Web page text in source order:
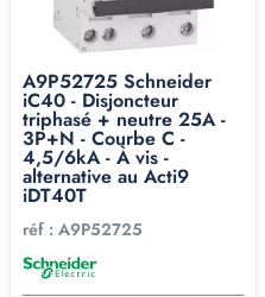
A9P52725 Schneider
iC40 - Disjoncteur
triphasé + neutre 25A -
3P+N - Courbe C -
4,5/6kA - À vis -
alternative au Acti9
iDT40T
réf : A9P52725